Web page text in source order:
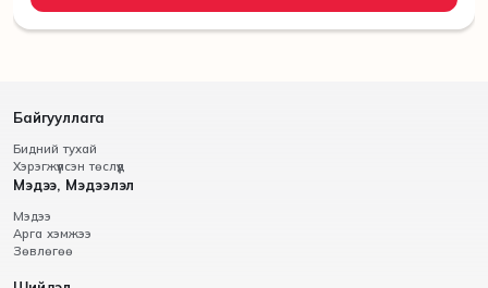
Байгууллага
Бидний тухай
Хэрэгжүүлсэн төслүүд
Мэдээ, Мэдээлэл
Мэдээ
Арга хэмжээ
Зөвлөгөө